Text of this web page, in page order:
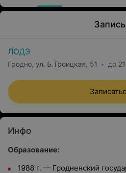
Запись
ЛОДЭ
Гродно, ул. Б.Троицкая, 51 до
Инфо
Образование:
1988 г. — Гродненский